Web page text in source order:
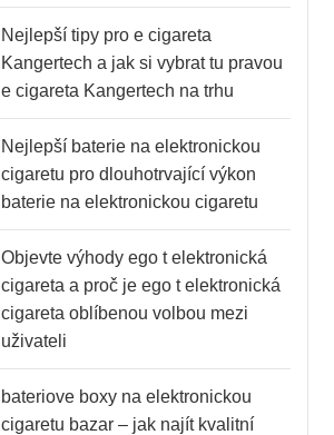
Nejlepší tipy pro e cigareta
Kangertech a jak si vybrat tu pravou
e cigareta Kangertech na trhu
Nejlepší baterie na elektronickou
cigaretu pro dlouhotrvající výkon
baterie na elektronickou cigaretu
Objevte výhody ego t elektronická
cigareta a proč je ego t elektronická
cigareta oblíbenou volbou mezi
uživateli
bateriove boxy na elektronickou
cigaretu bazar – jak najít kvalitní